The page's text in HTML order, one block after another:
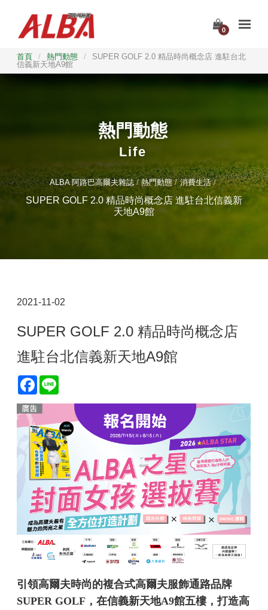
0
首頁 / 熱門動態 /
SUPER GOLF 2.0 精品時尚概念店 進駐台北
信義新天地A9館
熱門動態
Life
ALBA 阿路巴高爾夫雜誌 熱門動態 消費生活
SUPER GOLF 2.0 精品時尚概念店 進駐台北信義新
天地A9館
2021-11-02
SUPER GOLF 2.0 精品時尚概念店
進駐台北信義新天地A9館
Facebook
引領高爾夫時尚的複合式高爾夫服飾通路品牌
SUPER GOLF，在信義新天地A9館五樓，打造高